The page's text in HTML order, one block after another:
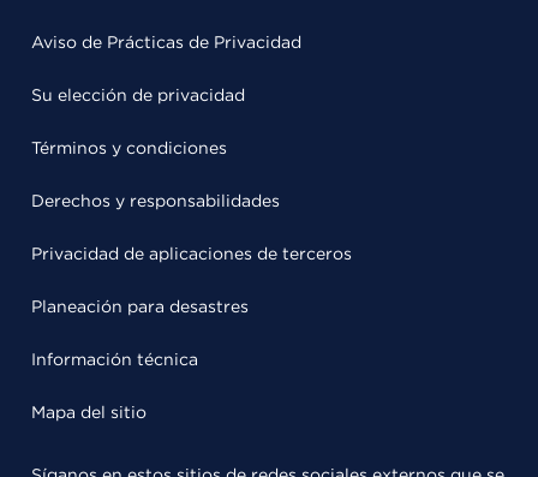
Aviso de Prácticas de Privacidad
Su elección de privacidad
Términos y condiciones
Derechos y responsabilidades
Privacidad de aplicaciones de terceros
Planeación para desastres
Información técnica
Mapa del sitio